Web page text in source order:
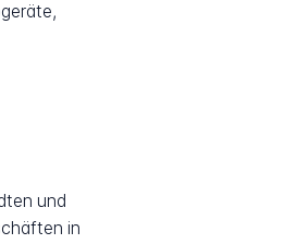
und
in